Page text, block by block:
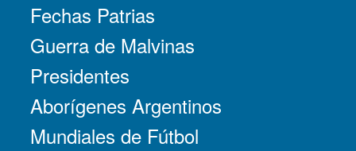
Fechas Patrias
Guerra de Malvinas
Presidentes
Aborígenes Argentinos
Mundiales de Fútbol